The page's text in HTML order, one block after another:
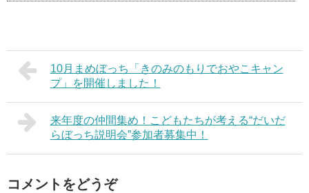
10月まめぼっち「きのみのもりでおやこキャン
プ」を開催しました！
来年度の仲間集め！こどもたちが考える“だいだ
らぼっち説明会”参加者募集中！
コメントをどうぞ